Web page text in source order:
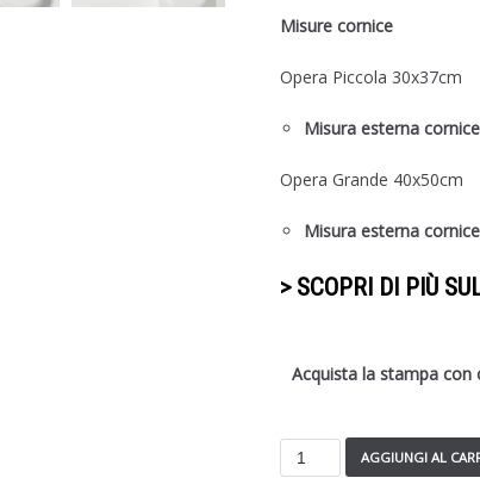
Misure cornice
Opera Piccola 30x37cm
Misura esterna cornice
Opera Grande 40x50cm
Misura esterna cornice
> SCOPRI DI PIÙ
Acquista la stampa con
AGGIUNGI AL